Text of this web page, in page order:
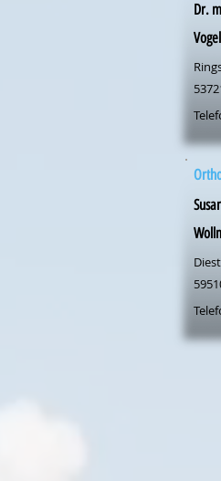
Dr.
Vogel